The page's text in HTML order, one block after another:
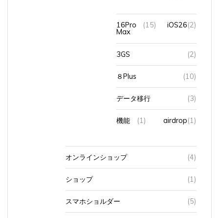
16Pro
Max
(15) iOS26 (2)
3GS (2)
８Plus (10)
データ移行 (3)
機能 (1) airdrop (1)
オンラインショップ (4)
ショップ (1)
スマホショルダー (5)